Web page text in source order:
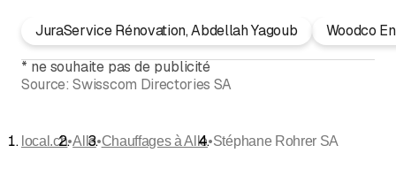
JuraService Rénovation, Abdellah Yagoub
Woodco
* ne souhaite pas de publicité
Source: Swisscom Directories SA
local.ch•Alle•Chauffages à Alle•Stéphane Rohrer SA